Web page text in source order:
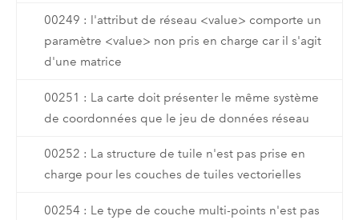
00249 : l'attribut de réseau <value> comporte un
paramètre <value> non pris en charge car il s'agit
d'une matrice
00251 : La carte doit présenter le même système
de coordonnées que le jeu de données réseau
00252 : La structure de tuile n'est pas prise en
charge pour les couches de tuiles vectorielles
00254 : Le type de couche multi-points n'est pas